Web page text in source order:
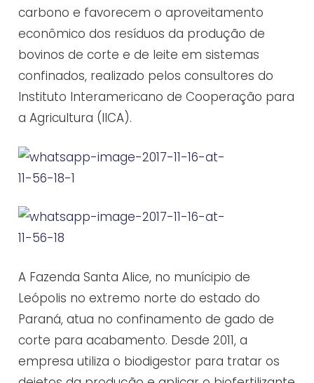
carbono e favorecem o aproveitamento
econômico dos resíduos da produção de
bovinos de corte e de leite em sistemas
confinados, realizado pelos consultores do
Instituto Interamericano de Cooperação para
a Agricultura (IICA).
A Fazenda Santa Alice, no munícipio de
Leópolis no extremo norte do estado do
Paraná, atua no confinamento de gado de
corte para acabamento. Desde 2011, a
empresa utiliza o biodigestor para tratar os